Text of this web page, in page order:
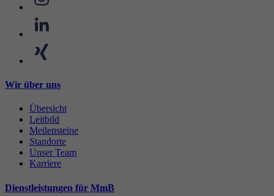
Wir über uns
Übersicht
Leitbild
Meilensteine
Standorte
Unser Team
Karriere
Dienstleistungen für MmB